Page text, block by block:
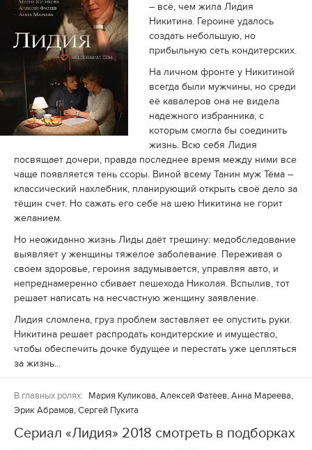
– всё, чем жила Лидия
Никитина. Героине удалось
создать небольшую, но
прибыльную сеть кондитерских.
На личном фронте у Никитиной
всегда были мужчины, но среди
её кавалеров она не видела
надежного избранника, с
которым смогла бы соединить
жизнь. Всю себя Лидия
посвящает дочери, правда последнее время между ними все
чаще появляется тень ссоры. Виной всему Танин муж Тёма –
классический нахлебник, планирующий открыть своё дело за
тёщин счет. Но сажать его себе на шею Никитина не горит
желанием.
Но неожиданно жизнь Лиды даёт трещину: медобследование
выявляет у женщины тяжелое заболевание. Переживая о
своем здоровье, героиня задумывается, управляя авто, и
непреднамеренно сбивает пешехода Николая. Вспылив, тот
решает написать на несчастную женщину заявление.
Лидия сломлена, груз проблем заставляет ее опустить руки.
Никитина решает распродать кондитерские и имущество,
чтобы обеспечить дочке будущее и перестать уже цепляться
за жизнь...
В главных ролях:
Мария Куликова, Алексей Фатеев, Анна Мареева,
Эрик Абрамов, Сергей Пукита
Сериал «Лидия» 2018 смотреть в подборках